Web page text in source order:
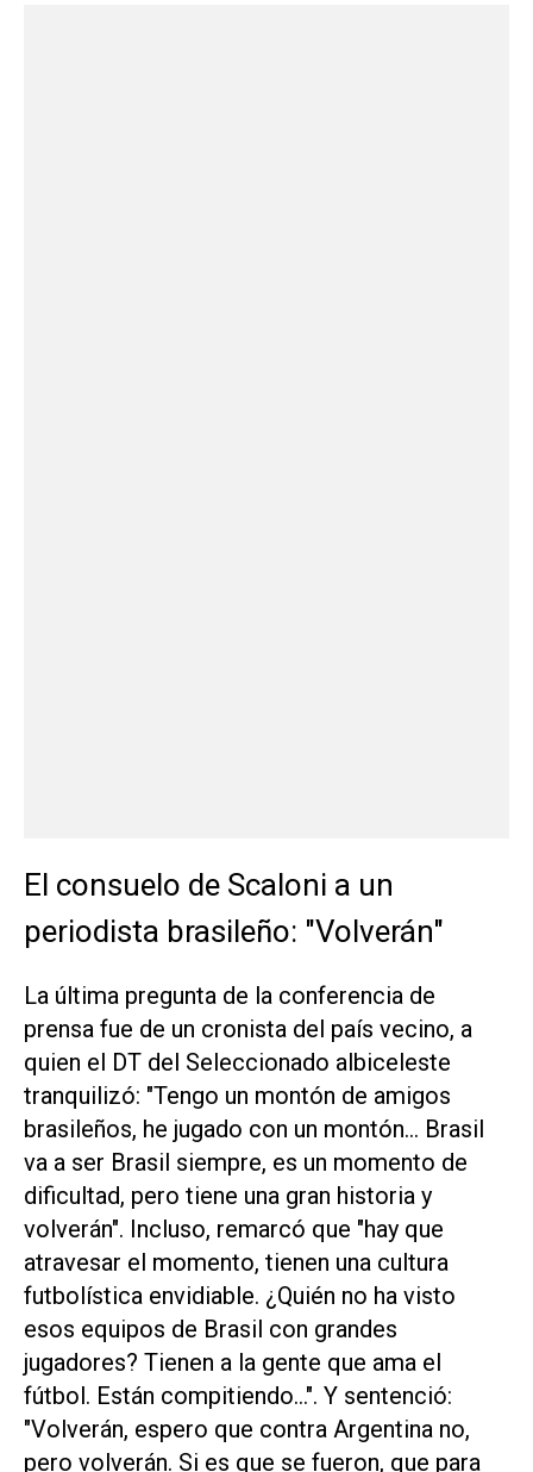
El consuelo de Scaloni a un
periodista brasileño: "Volverán"
La última pregunta de la conferencia de
prensa fue de un cronista del país vecino, a
quien el DT del Seleccionado albiceleste
tranquilizó: "Tengo un montón de amigos
brasileños, he jugado con un montón... Brasil
va a ser Brasil siempre, es un momento de
dificultad, pero tiene una gran historia y
volverán". Incluso, remarcó que "hay que
atravesar el momento, tienen una cultura
futbolística envidiable. ¿Quién no ha visto
esos equipos de Brasil con grandes
jugadores? Tienen a la gente que ama el
fútbol. Están compitiendo...". Y sentenció:
"Volverán, espero que contra Argentina no,
pero volverán. Si es que se fueron, que para